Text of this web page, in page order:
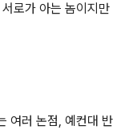
로가 아는 놈이지만
여러 논점, 예컨대 반